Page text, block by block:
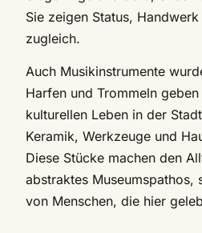
Sie zeigen Status,
zugleich.
Auch Musikinstrumente
Harfen und Trommeln
kulturellen Leben in der
Keramik, Werkzeuge und
Diese Stücke machen den
abstraktes Museumspathos,
von Menschen, die hier